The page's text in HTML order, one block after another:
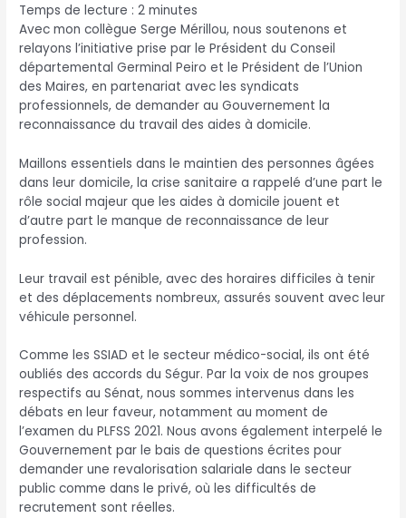
Temps de lecture :2 minutes
Avec mon collègue Serge Mérillou, nous soutenons et
relayons l’initiative prise par le Président du Conseil
départemental Germinal Peiro et le Président de l’Union
des Maires, en partenariat avec les syndicats
professionnels, de demander au Gouvernement la
reconnaissance du travail des aides à domicile.
Maillons essentiels dans le maintien des personnes âgées
dans leur domicile, la crise sanitaire a rappelé d’une part le
rôle social majeur que les aides à domicile jouent et
d’autre part le manque de reconnaissance de leur
profession.
Leur travail est pénible, avec des horaires difficiles à tenir
et des déplacements nombreux, assurés souvent avec leur
véhicule personnel.
Comme les SSIAD et le secteur médico-social, ils ont été
oubliés des accords du Ségur. Par la voix de nos groupes
respectifs au Sénat, nous sommes intervenus dans les
débats en leur faveur, notamment au moment de
l’examen du PLFSS 2021. Nous avons également interpelé le
Gouvernement par le bais de questions écrites pour
demander une revalorisation salariale dans le secteur
public comme dans le privé, où les difficultés de
recrutement sont réelles.